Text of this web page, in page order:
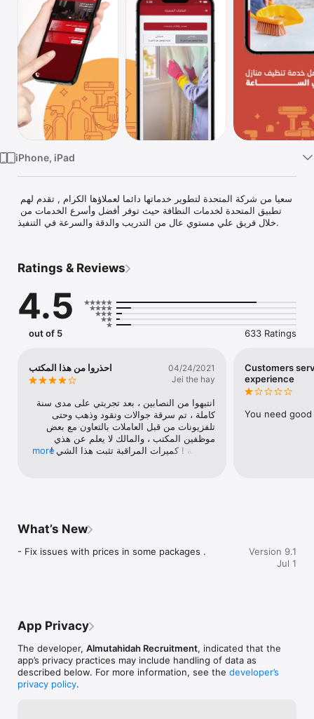
iPhone, iPad
سعيا من شركة المتحدة لتطوير خدماتها دائما لعملاؤها الكرام , تقدم لهم
تطبيق المتحدة لخدمات النظافة حيث توفر أفضل وأسرع الخدمات من
خلال فريق علي مستوي عال من التدريب والدقة والسرعة في التنفيذ.
Ratings & Reviews
4.5
out of 5 633 Ratings
احذروا من هذا المكتب
04/24/2021
Jei the hay
العصابة ! كميرات المراقبة تثبت هذا الشي !
more
Customers
experience
You need
What’s New
- Fix issues with prices in some packages .
Version 9.1
Jul 1
App Privacy
The developer, Almutahidah Recruitment, indicated that the
app’s privacy practices may include handling of data as
described below. For more information, see the developer’s
privacy policy.